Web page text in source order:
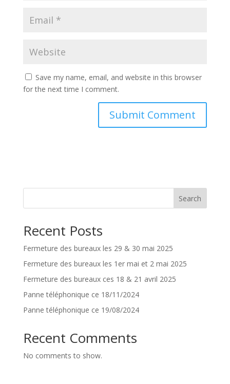
Save my name, email, and website in this browser
for the next time I comment.
Search
Recent Posts
Fermeture des bureaux les 29 & 30 mai 2025
Fermeture des bureaux les 1er mai et 2 mai 2025
Fermeture des bureaux ces 18 & 21 avril 2025
Panne téléphonique ce 18/11/2024
Panne téléphonique ce 19/08/2024
Recent Comments
No comments to show.